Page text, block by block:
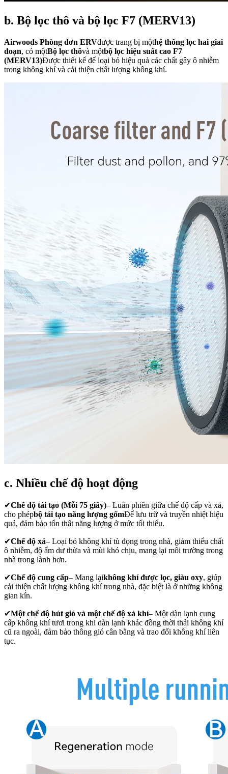
b. Bộ lọc thô và bộ lọc F7 (MERV13)
Airwoods Phòng đơn ERVđược trang bị mộthệ thống lọc hai giai
đoạn, có mộtBộ lọc thôvà mộtbộ lọc hiệu suất cao F7
(MERV13)Được thiết kế để loại bỏ hiệu quả các chất gây ô nhiễm
trong không khí và cải thiện chất lượng không khí.
c. Nhiều chế độ hoạt động
✔Chế độ tái tạo (Mỗi 75 giây)– Luân phiên giữa chế độ cấp và xả,
cho phépbộ tái tạo năng lượng gốmĐể lưu trữ và truyền nhiệt hiệu
quả, đảm bảo tổn thất năng lượng ở mức tối thiểu.
✔Chế độ xả– Loại bỏ không khí tù đọng trong nhà, giảm thiểu chất
ô nhiễm, độ ẩm dư thừa và mùi khó chịu, mang lại môi trường trong
nhà trong lành hơn.
✔Chế độ cung cấp– Mang lạikhông khí được lọc, giàu oxy, giúp
cải thiện chất lượng không khí trong nhà, đặc biệt là ở những không
gian kín.
✔Một chế độ hút gió và một chế độ xả khí– Một dàn lạnh cung
cấp không khí tươi trong khi dàn lạnh khác đồng thời thải không khí
cũ ra ngoài, đảm bảo thông gió cân bằng và trao đổi không khí liên
tục.